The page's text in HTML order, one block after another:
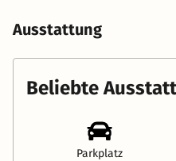
Ausstattung
Beliebte
Parkplatz